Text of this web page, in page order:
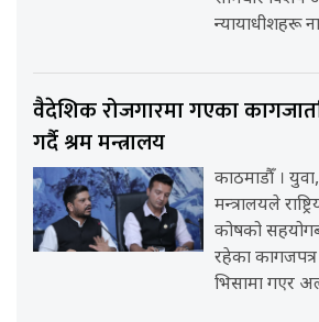
न्यायाधीशहरू
वैदेशिक रोजगारमा गएका
गर्दै श्रम मन्त्रालय
काठमाडौँ । युवा,
मन्त्रालयले
कोषको
रहेका
भिसामा गएर